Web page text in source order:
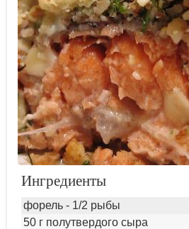
Ингредиенты
форель - 1/2 рыбы
50 г полутвердого сыра